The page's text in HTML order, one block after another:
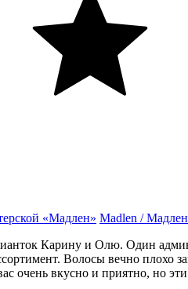
«Мадлен» Madlen / Мадлен
Карину и Олю. Один
Волосы вечно
очень вкусно и приятно, но